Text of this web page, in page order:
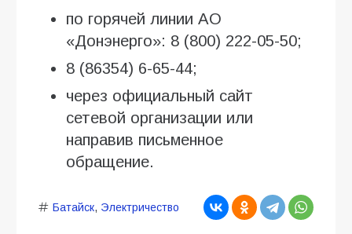
по горячей линии АО
«Донэнерго»: 8 (800) 222-05-50;
8 (86354) 6-65-44;
через официальный сайт
сетевой организации или
направив письменное
обращение.
Батайск, Электричество